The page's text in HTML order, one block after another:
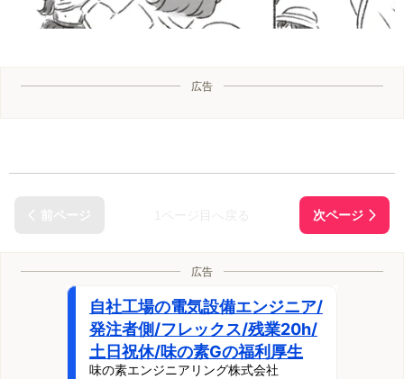
広告
広告
自社工場の電気設備エンジニア/
発注者側/フレックス/残業20h/
土日祝休/味の素Gの福利厚生
味の素エンジニアリング株式会社